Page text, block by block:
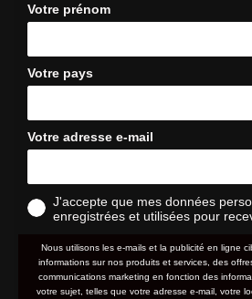
Votre prénom
Votre pays
Votre adresse e-mail
J'accepte que mes données
enregistrées et utilisées pour
Nous utilisons les e-mails et la publicité en ligne
informations sur nos produits et services, des
communications marketing en fonction des
votre sujet, telles que votre adresse e-mail, votre